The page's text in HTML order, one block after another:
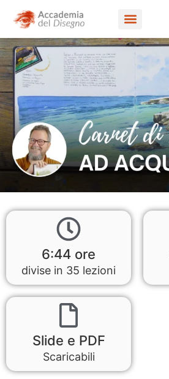
6:44 ore
divise in 35 lezioni
Slide e PDF
Scaricabili